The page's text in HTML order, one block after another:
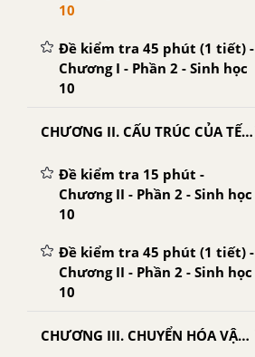
10
Đề kiểm tra 45 phút (1 tiết) -
Chương I - Phần 2 - Sinh học
10
CHƯƠNG II. CẤU TRÚC CỦA TẾ BÀO
Đề kiểm tra 15 phút -
Chương II - Phần 2 - Sinh học
10
Đề kiểm tra 45 phút (1 tiết) -
Chương II - Phần 2 - Sinh học
10
CHƯƠNG III. CHUYỂN HÓA VẬT CHẤT VÀ NĂNG LƯỢNG TRONG TẾ BÀO